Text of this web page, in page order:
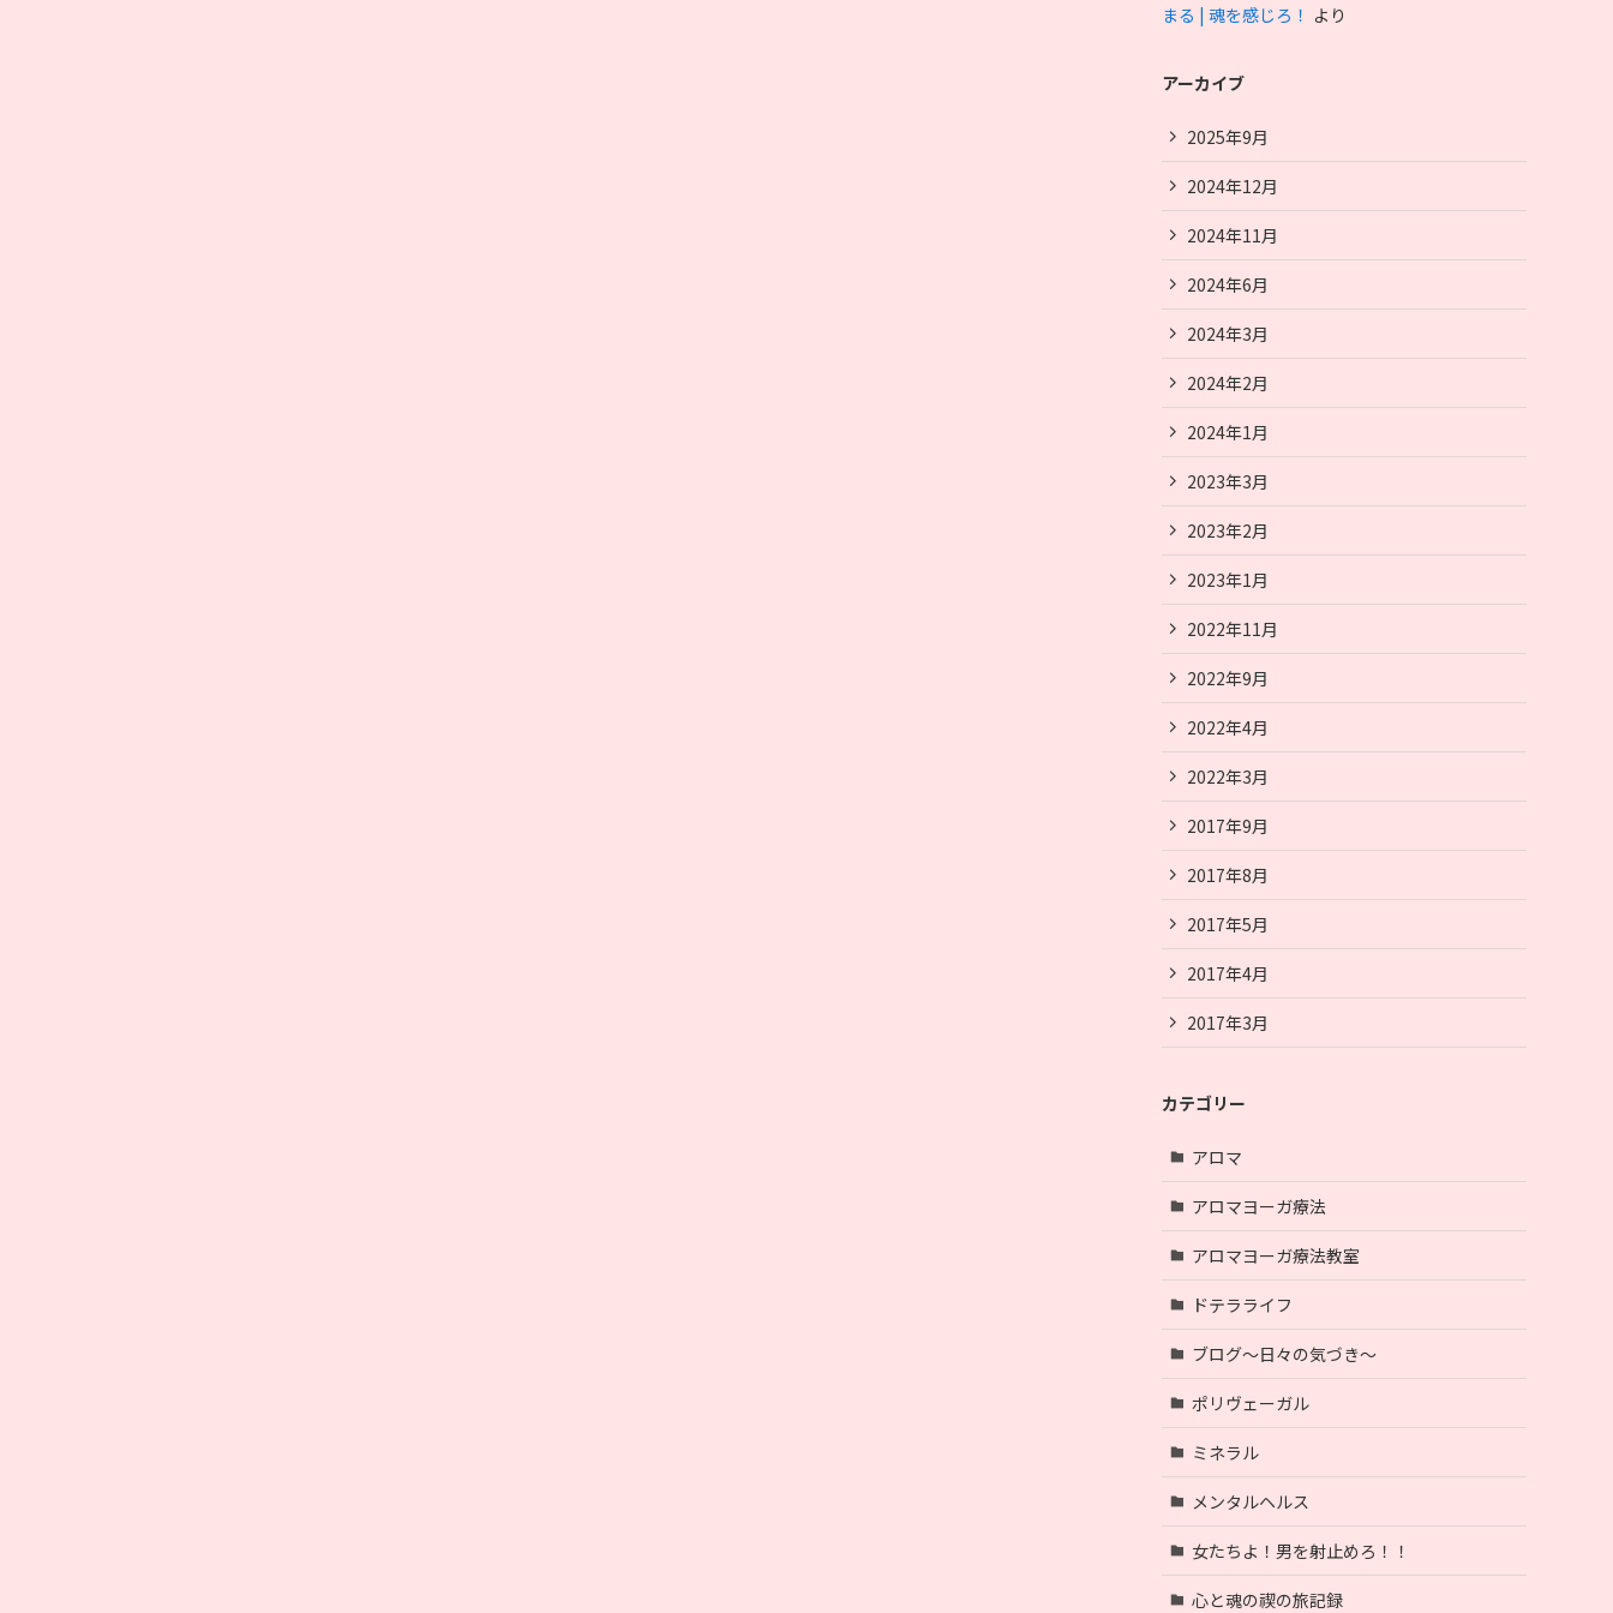
まる | 魂を感じろ！ より
アーカイブ
2025年9月
2024年12月
2024年11月
2024年6月
2024年3月
2024年2月
2024年1月
2023年3月
2023年2月
2023年1月
2022年11月
2022年9月
2022年4月
2022年3月
2017年9月
2017年8月
2017年5月
2017年4月
2017年3月
カテゴリー
アロマ
アロマヨーガ療法
アロマヨーガ療法教室
ドテラライフ
ブログ〜日々の気づき〜
ポリヴェーガル
ミネラル
メンタルヘルス
女たちよ！男を射止めろ！！
心と魂の禊の旅記録